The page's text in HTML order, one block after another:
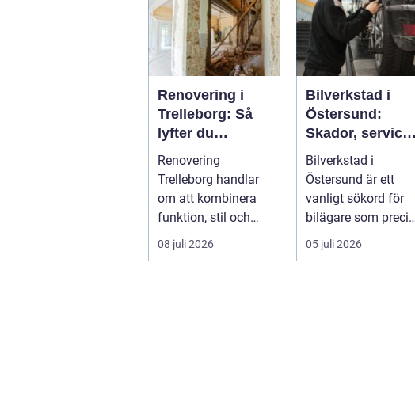
Renovering i
Trelleborg: Så
lyfter du
hemmet på ett
smart sätt
Renovering
Trelleborg handlar
om att kombinera
funktion, stil och
långsiktig ekonomi i
samma p...
08 juli 2026
Bilverkstad i
Östersund:
Skador, service
och smarta val
för din bil
Bilverkstad i
Östersund är ett
vanligt sökord för
bilägare som precis
f&ari...
05 juli 2026